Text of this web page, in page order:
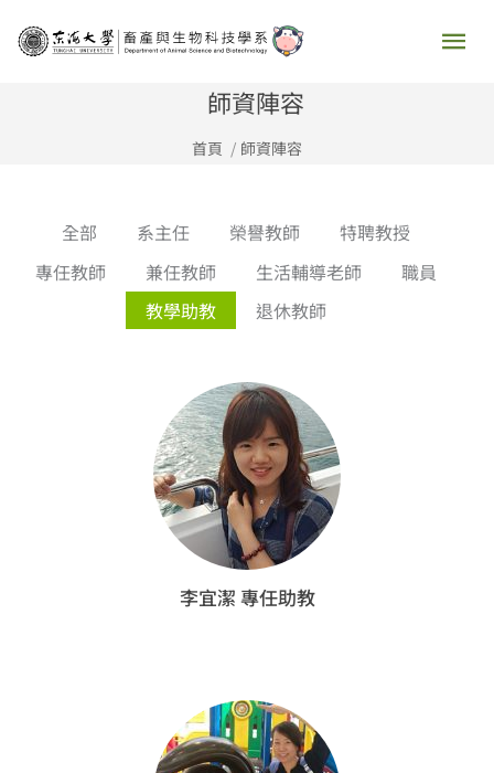
主
師資陣容
首頁 師資陣容
全部 系主任 榮譽教師
特聘教授
專任教師
兼任教師 生活輔導老師
職員
教學助教
退休教師
李宜潔 專任助教